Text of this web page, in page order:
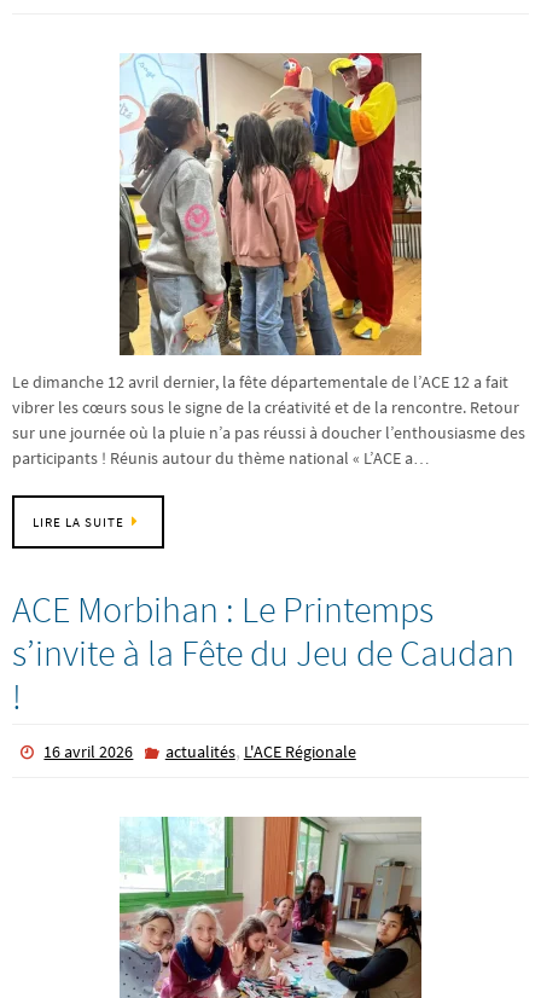
Le dimanche 12 avril dernier, la fête départementale de l’ACE 12 a fait
vibrer les cœurs sous le signe de la créativité et de la rencontre. Retour
sur une journée où la pluie n’a pas réussi à doucher l’enthousiasme des
participants ! Réunis autour du thème national « L’ACE a…
LIRE LA SUITE
ACE Morbihan : Le Printemps
s’invite à la Fête du Jeu de Caudan
!
16 avril 2026 actualités, L'ACE Régionale